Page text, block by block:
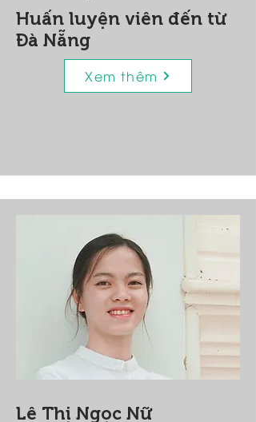
Huấn luyện viên đến từ
Đà Nẵng
Xem thêm
Lê Thị Ngọc Nữ